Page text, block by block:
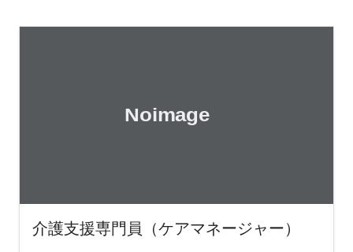
介護支援専門員（ケアマネージャー）